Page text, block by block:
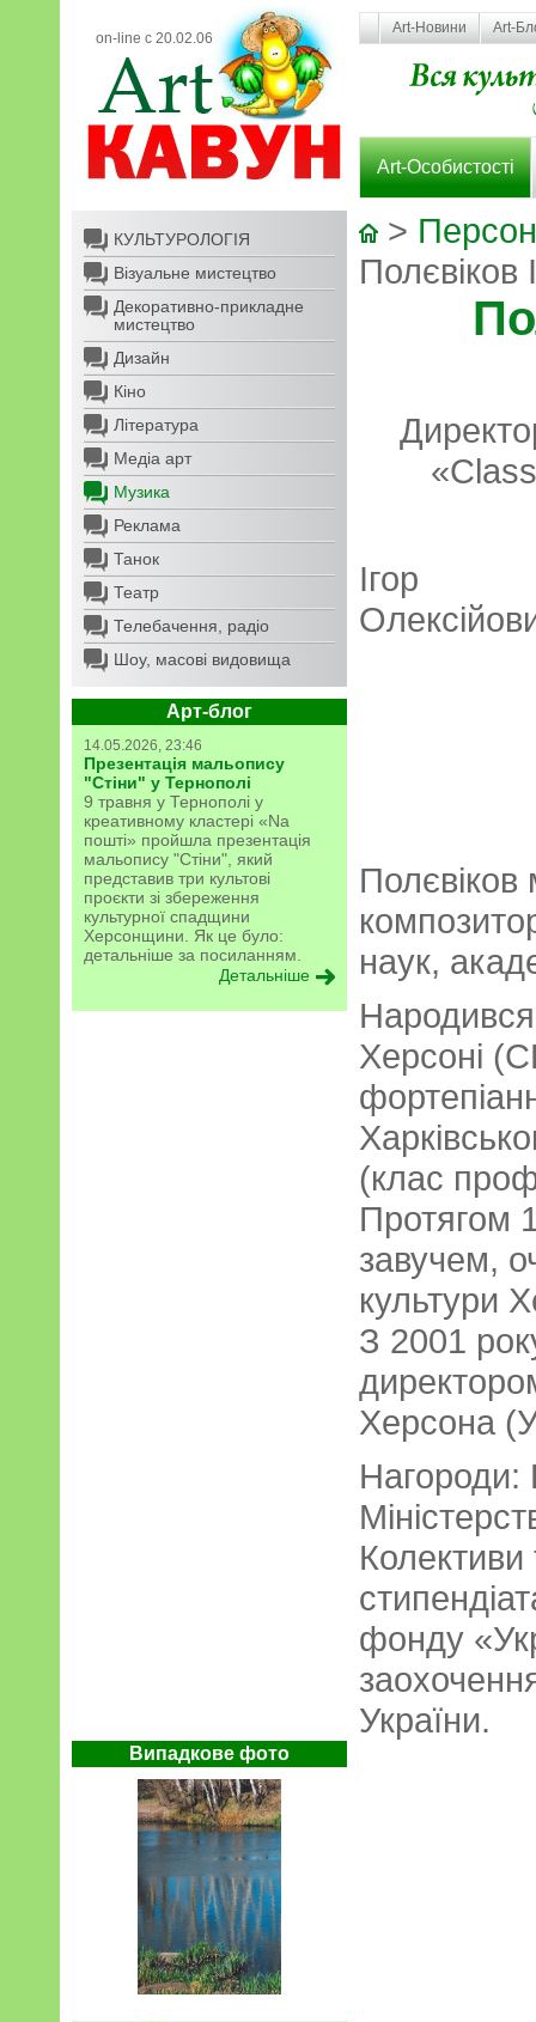
on-line с 20.02.06
Art-Новини Art-
Art-Особистості
КУЛЬТУРОЛОГІЯ
Візуальне мистецтво
Декоративно-прикладне
мистецтво
Дизайн
Кіно
Література
Медіа арт
Музика
Реклама
Танок
Театр
Телебачення, радіо
Шоу, масові видовища
Арт-блог
14.05.2026, 23:46
Презентація мальопису
"Стіни" у Тернополі
9 травня у Тернополі у
креативному кластері «Na
пошті» пройшла презентація
мальопису "Стіни", який
представив три культові
проєкти зі збереження
культурної спадщини
Херсонщини. Як це було:
детальніше за посиланням.
Детальніше
Випадкове фото
>
Полєвіков
Ігор
Полєвіков
наук,
Херсоні
(клас
Протягом
завучем,
культури
З 2001
Херсона
Нагороди:
фонду
України.